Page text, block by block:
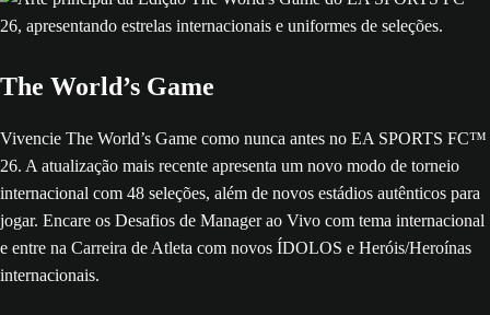
The World’s Game
Vivencie The World’s Game como nunca antes no EA SPORTS FC™
26. A atualização mais recente apresenta um novo modo de torneio
internacional com 48 seleções, além de novos estádios autênticos para
jogar. Encare os Desafios de Manager ao Vivo com tema internacional
e entre na Carreira de Atleta com novos ÍDOLOS e Heróis/Heroínas
internacionais.